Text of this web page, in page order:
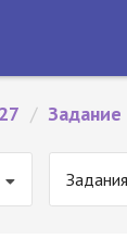
/ Задание
Задания